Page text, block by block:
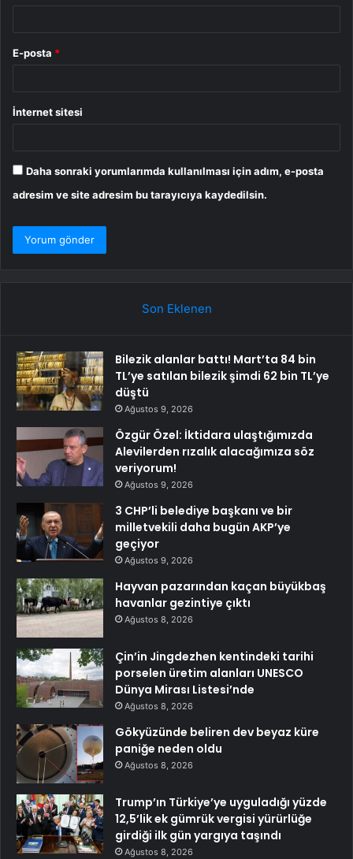
E-posta *
İnternet sitesi
Daha sonraki yorumlarımda kullanılması için adım, e-posta
adresim ve site adresim bu tarayıcıya kaydedilsin.
Son Eklenen
Bilezik alanlar battı! Mart’ta 84 bin
TL’ye satılan bilezik şimdi 62 bin TL’ye
düştü
Ağustos 9, 2026
Özgür Özel: İktidara ulaştığımızda
Alevilerden rızalık alacağımıza söz
veriyorum!
Ağustos 9, 2026
3 CHP’li belediye başkanı ve bir
milletvekili daha bugün AKP’ye
geçiyor
Ağustos 9, 2026
Hayvan pazarından kaçan büyükbaş
havanlar gezintiye çıktı
Ağustos 8, 2026
Çin’in Jingdezhen kentindeki tarihi
porselen üretim alanları UNESCO
Dünya Mirası Listesi’nde
Ağustos 8, 2026
Gökyüzünde beliren dev beyaz küre
paniğe neden oldu
Ağustos 8, 2026
Trump’ın Türkiye’ye uyguladığı yüzde
12,5’lik ek gümrük vergisi yürürlüğe
girdiği ilk gün yargıya taşındı
Ağustos 8, 2026